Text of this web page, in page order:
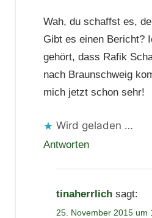
Wah, du schaffst es,
Gibt es einen Bericht?
gehört, dass Rafik
nach Braunschweig
mich jetzt schon sehr!
Wird geladen …
Antworten
tinaherrlich sagt:
25. November 2015 um